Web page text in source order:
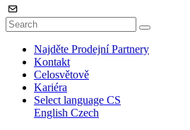
Najděte Prodejní Partnery
Kontakt
Celosvětově
Kariéra
Select language CS
English Czech